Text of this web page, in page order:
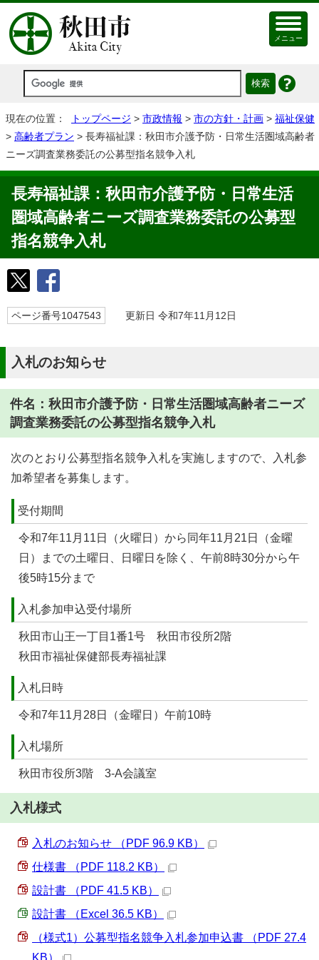
メニュー
現在の位置： トップページ > 市政情報 > 市の方針・計画 > 福祉保健
> 高齢者プラン > 長寿福祉課：秋田市介護予防・日常生活圏域高齢者
ニーズ調査業務委託の公募型指名競争入札
長寿福祉課：秋田市介護予防・日常生活
圏域高齢者ニーズ調査業務委託の公募型
指名競争入札
ページ番号1047543 更新日 令和7年11月12日
入札のお知らせ
件名：秋田市介護予防・日常生活圏域高齢者ニーズ
調査業務委託の公募型指名競争入札
次のとおり公募型指名競争入札を実施しますので、入札参
加希望者を募集します。
受付期間
令和7年11月11日（火曜日）から同年11月21日（金曜
日）までの土曜日、日曜日を除く、午前8時30分から午
後5時15分まで
入札参加申込受付場所
秋田市山王一丁目1番1号 秋田市役所2階
秋田市福祉保健部長寿福祉課
入札日時
令和7年11月28日（金曜日）午前10時
入札場所
秋田市役所3階 3-A会議室
入札様式
入札のお知らせ （PDF 96.9 KB）
仕様書 （PDF 118.2 KB）
設計書 （PDF 41.5 KB）
設計書 （Excel 36.5 KB）
（様式1）公募型指名競争入札参加申込書 （PDF 27.4
KB）